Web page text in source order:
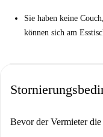
Sie haben keine
können sich am
Bevor der Vermieter